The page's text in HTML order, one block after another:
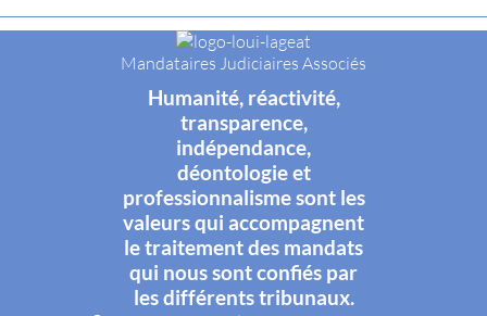
Mandataires Judiciaires Associés
Humanité, réactivité,
transparence,
indépendance,
déontologie et
professionnalisme sont les
valeurs qui accompagnent
le traitement des mandats
qui nous sont confiés par
les différents tribunaux.